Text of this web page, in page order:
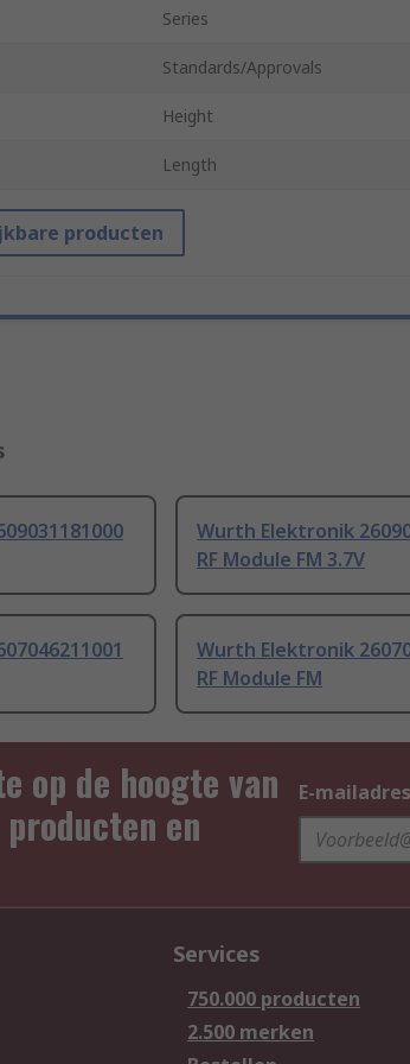
Series
Standards/Approvals
Height
Length
producten
Wurth Elektronik
RF Module FM 3.7V
Wurth Elektronik
RF Module FM
op de hoogte van
en
E-mailadres
Services
750.000 producten
2.500 merken